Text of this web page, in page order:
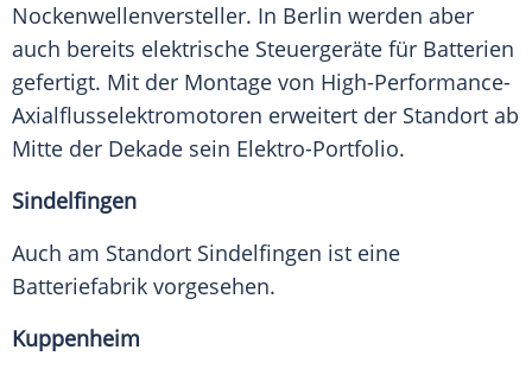
Nockenwellenversteller. In Berlin werden aber
auch bereits elektrische Steuergeräte für Batterien
gefertigt. Mit der Montage von High-Performance-
Axialflusselektromotoren erweitert der Standort ab
Mitte der Dekade sein Elektro-Portfolio.
Sindelfingen
Auch am Standort Sindelfingen ist eine
Batteriefabrik vorgesehen.
Kuppenheim